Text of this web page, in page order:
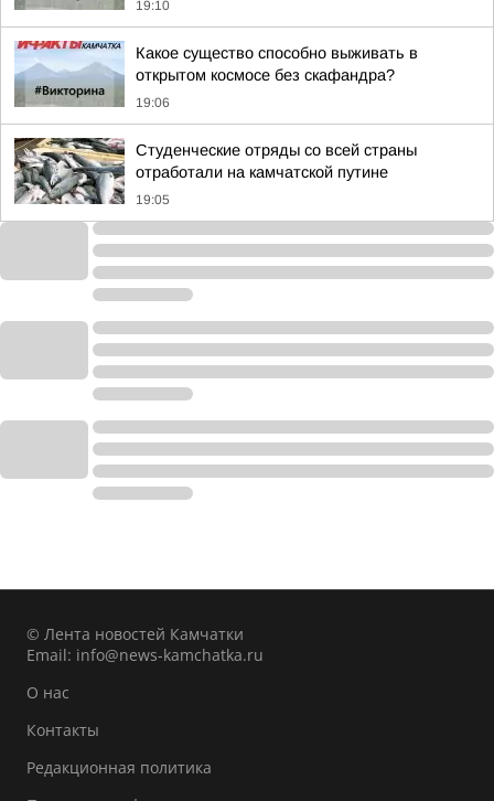
19:10
Какое существо способно выживать в
открытом космосе без скафандра?
19:06
Студенческие отряды со всей страны
отработали на камчатской путине
19:05
© Лента новостей Камчатки
Email: info@news-kamchatka.ru
О нас
Контакты
Редакционная политика